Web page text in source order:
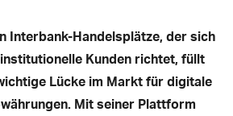
Management Platform
Interbank-Handelsplätze, der sich
Kunden richtet, füllt
Lücke im Markt für digitale
Mit seiner Plattform